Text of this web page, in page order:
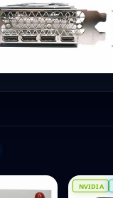
NVIDIA